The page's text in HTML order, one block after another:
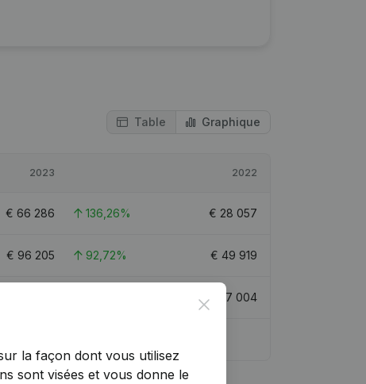
Table Graphique
2023 2022
€ 66 286 136,26% € 28 057
€ 96 205 92,72% € 49 919
€ 47 004
Close
la façon dont vous utilisez
sont visées et vous donne le